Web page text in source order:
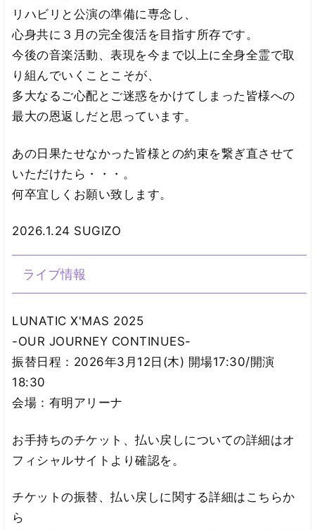
リハビリと公演の準備に専念し、
心身共に３月の完全復活を目指す所存です。
今後の音楽活動、表現を今まで以上に全身全霊で取
り組んでいくことこそが、
多大なるご心配とご迷惑をかけてしまった皆様への
最大の恩返しだと思っています。
あの日果たせなかった皆様との約束を繋ぎ直させて
いただけたら・・・。
何卒宜しくお願い致します。
2026.1.24 SUGIZO
ライブ情報
LUNATIC X'MAS 2025
-OUR JOURNEY CONTINUES-
振替日程：2026年3月12日(木) 開場17:30/開演
18:30
会場：有明アリーナ
お手持ちのチケット、払い戻しについての詳細はオ
フィシャルサイトより確認を。
チケットの振替、払い戻しに関する詳細はこちらか
ら